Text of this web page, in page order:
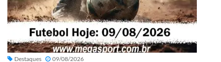
Destaques 09/08/2026